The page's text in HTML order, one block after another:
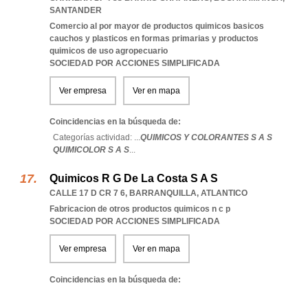
SANTANDER
Comercio al por mayor de productos quimicos basicos
cauchos y plasticos en formas primarias y productos
quimicos de uso agropecuario
SOCIEDAD POR ACCIONES SIMPLIFICADA
Ver empresa Ver en mapa
Coincidencias en la búsqueda de:
Categorías actividad: ...QUIMICOS Y COLORANTES S A S
QUIMICOLOR S A S...
Quimicos R G De La Costa S A S
CALLE 17 D CR 7 6, BARRANQUILLA, ATLANTICO
Fabricacion de otros productos quimicos n c p
SOCIEDAD POR ACCIONES SIMPLIFICADA
Ver empresa Ver en mapa
Coincidencias en la búsqueda de: